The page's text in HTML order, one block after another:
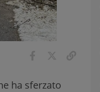
ha sferzato